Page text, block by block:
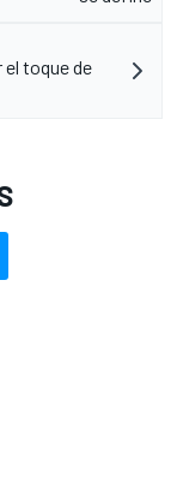
el toque de